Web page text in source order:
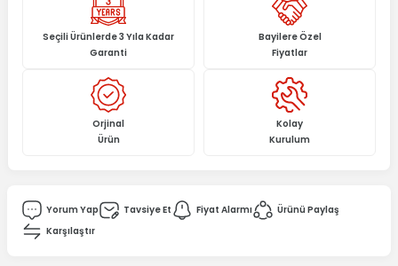
Seçili Ürünlerde 3 Yıla Kadar
Garanti
Bayilere Özel
Fiyatlar
Orjinal
Ürün
Kolay
Kurulum
Yorum Yap Tavsiye Et Fiyat Alarmı
Ürünü Paylaş
Karşılaştır